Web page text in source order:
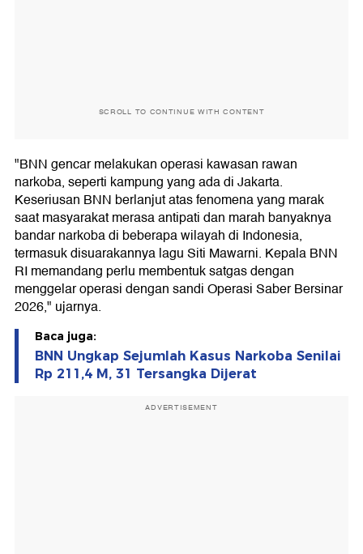
SCROLL TO CONTINUE WITH CONTENT
"BNN gencar melakukan operasi kawasan rawan
narkoba, seperti kampung yang ada di Jakarta.
Keseriusan BNN berlanjut atas fenomena yang marak
saat masyarakat merasa antipati dan marah banyaknya
bandar narkoba di beberapa wilayah di Indonesia,
termasuk disuarakannya lagu Siti Mawarni. Kepala BNN
RI memandang perlu membentuk satgas dengan
menggelar operasi dengan sandi Operasi Saber Bersinar
2026," ujarnya.
Baca juga:
BNN Ungkap Sejumlah Kasus Narkoba Senilai
Rp 211,4 M, 31 Tersangka Dijerat
ADVERTISEMENT